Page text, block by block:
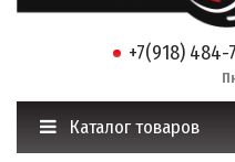
+7(918) 484-
Каталог товаров